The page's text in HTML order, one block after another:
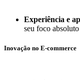
Experiência e
seu foco
Inovação no E-commerce